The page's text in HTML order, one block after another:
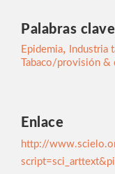
Palabras clave
Epidemia, Industria
Tabaco/provisión
Enlace
http://